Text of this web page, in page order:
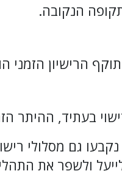
הנקובה.
הרישיון
בעתיד, ההיתר
ולשפר את